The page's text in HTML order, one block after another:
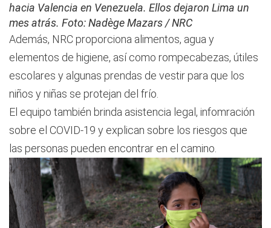
hacia Valencia en Venezuela. Ellos dejaron Lima un
mes atrás. Foto: Nadège Mazars / NRC
Además, NRC proporciona alimentos, agua y
elementos de higiene, así como rompecabezas, útiles
escolares y algunas prendas de vestir para que los
niños y niñas se protejan del frío.
El equipo también brinda asistencia legal, infomración
sobre el COVID-19 y explican sobre los riesgos que
las personas pueden encontrar en el camino.